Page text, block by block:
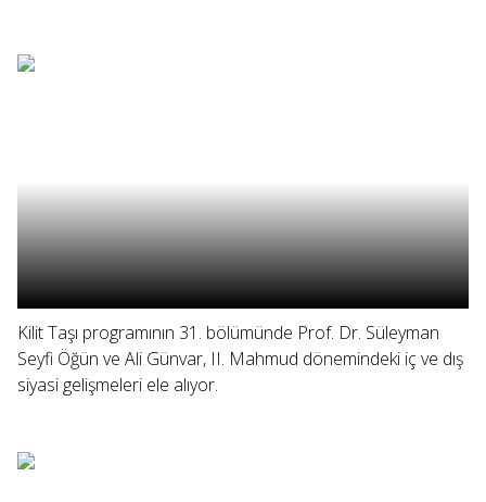
Kilit Taşı programının 31. bölümünde Prof. Dr. Süleyman
Seyfi Öğün ve Ali Günvar, II. Mahmud dönemindeki iç ve dış
siyasi gelişmeleri ele alıyor.